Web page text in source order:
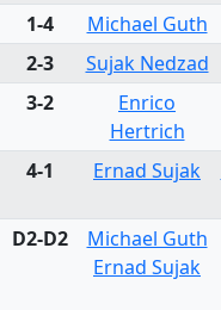
1-4 Michael Guth
2-3
Sujak Nedzad
3-2
Enrico
Hertrich
4-1 Ernad Sujak
D2-D2
Michael Guth
Ernad Sujak